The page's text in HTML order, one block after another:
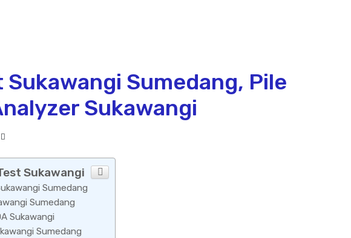
Sukawangi Sumedang, Pile
Sukawangi
Sukawangi
Sumedang
Sumedang
Sukawangi
Sumedang